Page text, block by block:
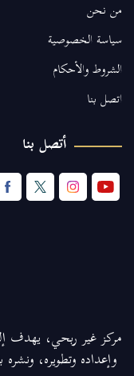
من نحن
سياسة الخصوصية
الشروط والأحكام
اتصل بنا
أتصل بنا
مركز غير ربحي، يهدف
وإعداده وتطويره،